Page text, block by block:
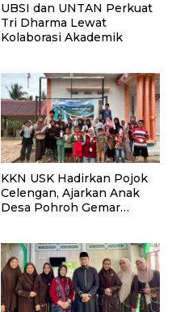
UBSI dan UNTAN Perkuat
Tri Dharma Lewat
Kolaborasi Akademik
KKN USK Hadirkan Pojok
Celengan, Ajarkan Anak
Desa Pohroh Gemar